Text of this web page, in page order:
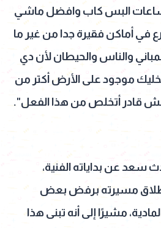
البس كاب وافضل ماشي
في أماكن فقيرة جدا من غير ما
والناس والحيطان لأن دي
موجود على الأرض أكتر من
مش قادر أتخلص من هذا الفعل".
عن بداياته الفنية،
مسيرته برفض بعض
مشيرًا إلى أنه تبنى هذا